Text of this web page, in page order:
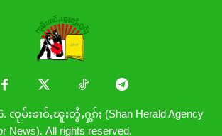
ၸုမ်းၶၢဝ်ႇၽူႈတွႆႇႁွၵ်ႈ (Shan Herald Agency
News). All rights reserved.